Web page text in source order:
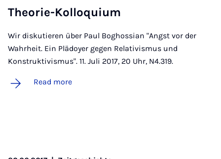
The­or­ie-Kolloqui­um
Wir diskutieren über Paul Boghossian "Angst vor der
Wahrheit. Ein Plädoyer gegen Relativismus und
Konstruktivismus". 11. Juli 2017, 20 Uhr, N4.319.
Read more